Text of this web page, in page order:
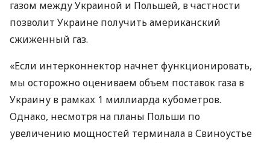
газом между Украиной и Польшей, в частности
позволит Украине получить американский
сжиженный газ.
«Если интерконнектор начнет функционировать,
мы осторожно оцениваем объем поставок газа в
Украину в рамках 1 миллиарда кубометров.
Однако, несмотря на планы Польши по
увеличению мощностей терминала в Свиноустье